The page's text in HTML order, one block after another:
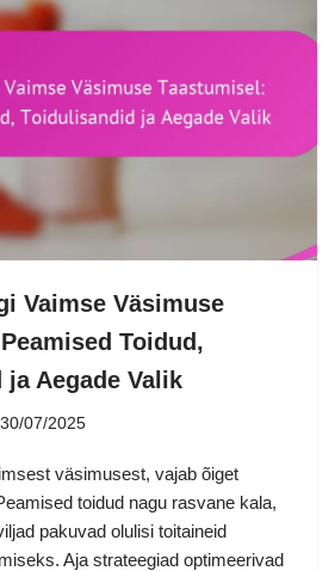
Vaimse Väsimuse
Toidud,
Aegade Valik
30/07/2025
väsimusest, vajab õiget
toidud nagu rasvane kala,
pakuvad olulisi toitaineid
Aja strateegiad optimeerivad